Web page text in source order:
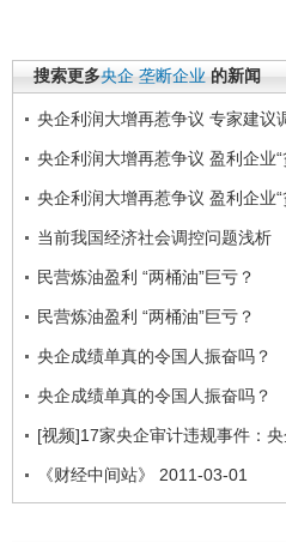
搜索更多央企 垄断企业 的新闻
央企利润大增再惹争议 专家建议
央企利润大增再惹争议 盈利企业“
央企利润大增再惹争议 盈利企业“
当前我国经济社会调控问题浅析
民营炼油盈利 “两桶油”巨亏？
民营炼油盈利 “两桶油”巨亏？
央企成绩单真的令国人振奋吗？
央企成绩单真的令国人振奋吗？
[视频]17家央企审计违规事件：
《财经中间站》 2011-03-01